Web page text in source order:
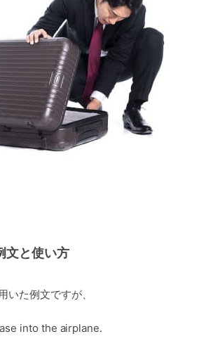
と使い方
た例文ですが、
into the airplane.